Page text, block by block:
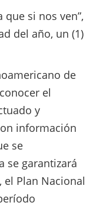
que si nos ven”,
del año, un (1)
de
el
y
información
se
se garantizará
Plan Nacional